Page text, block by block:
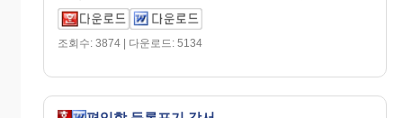
조회수: 3874 | 다운로드: 5134